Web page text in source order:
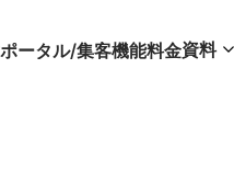
ポータル/集客機能料金資料